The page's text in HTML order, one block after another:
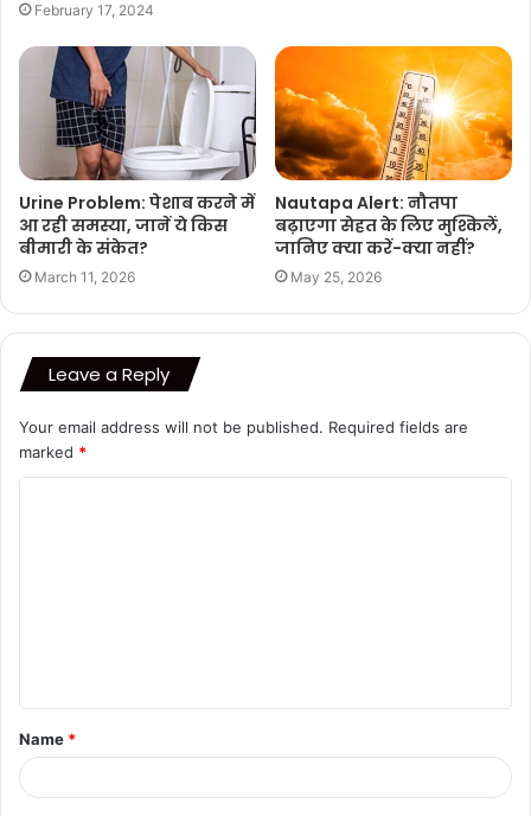
February 17, 2024
Urine Problem: पेशाब करने में
आ रही समस्या, जानें ये किस
बीमारी के संकेत?
March 11, 2026
Nautapa Alert: नौतपा
बढ़ाएगा सेहत के लिए मुश्किलें,
जानिए क्या करें-क्या नहीं?
May 25, 2026
Leave a Reply
Your email address will not be published. Required fields are
marked *
t
*
Name *